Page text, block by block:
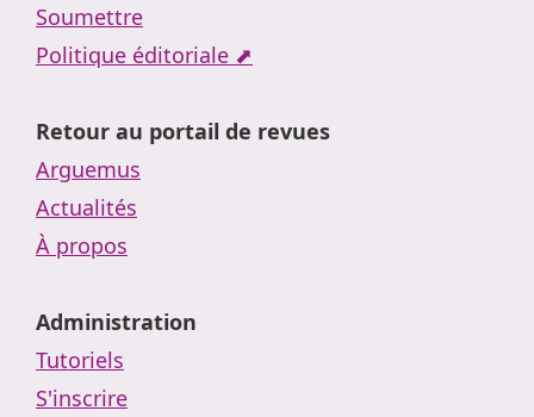
Soumettre
Politique éditoriale ⬈
Retour au portail de revues
Arguemus
Actualités
À propos
Administration
Tutoriels
S'inscrire